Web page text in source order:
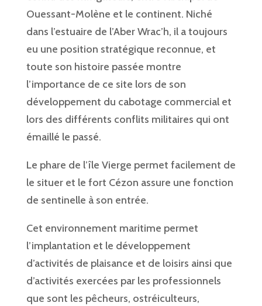
Ouessant-Molène et le continent. Niché
dans l’estuaire de l’Aber Wrac’h, il a toujours
eu une position stratégique reconnue, et
toute son histoire passée montre
l’importance de ce site lors de son
développement du cabotage commercial et
lors des différents conflits militaires qui ont
émaillé le passé.
Le phare de l’île Vierge permet facilement de
le situer et le fort Cézon assure une fonction
de sentinelle à son entrée.
Cet environnement maritime permet
l’implantation et le développement
d’activités de plaisance et de loisirs ainsi que
d’activités exercées par les professionnels
que sont les pêcheurs, ostréiculteurs,